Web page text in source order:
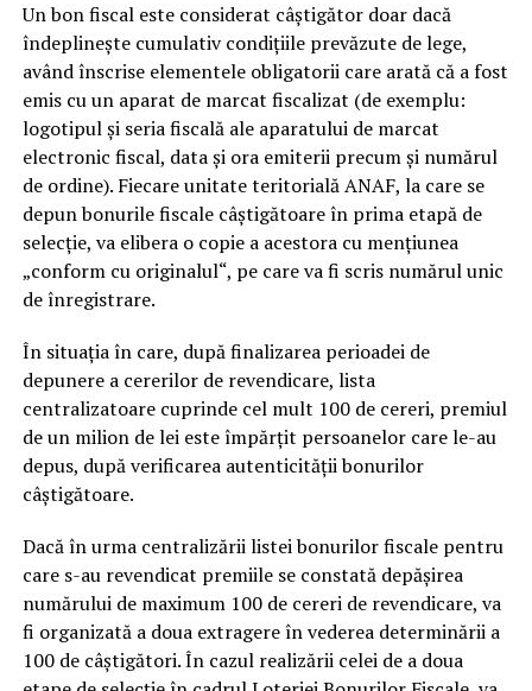
Un bon fiscal este considerat câştigător doar dacă
îndeplineşte cumulativ condiţiile prevăzute de lege,
având înscrise elementele obligatorii care arată că a fost
emis cu un aparat de marcat fiscalizat (de exemplu:
logotipul şi seria fiscală ale aparatului de marcat
electronic fiscal, data şi ora emiterii precum şi numărul
de ordine). Fiecare unitate teritorială ANAF, la care se
depun bonurile fiscale câştigătoare în prima etapă de
selecţie, va elibera o copie a acestora cu menţiunea
„conform cu originalul“, pe care va fi scris numărul unic
de înregistrare.
În situaţia în care, după finalizarea perioadei de
depunere a cererilor de revendicare, lista
centralizatoare cuprinde cel mult 100 de cereri, premiul
de un milion de lei este împărţit persoanelor care le-au
depus, după verificarea autenticităţii bonurilor
câştigătoare.
Dacă în urma centralizării listei bonurilor fiscale pentru
care s-au revendicat premiile se constată depăşirea
numărului de maximum 100 de cereri de revendicare, va
fi organizată a doua extragere în vederea determinării a
100 de câştigători. În cazul realizării celei de a doua